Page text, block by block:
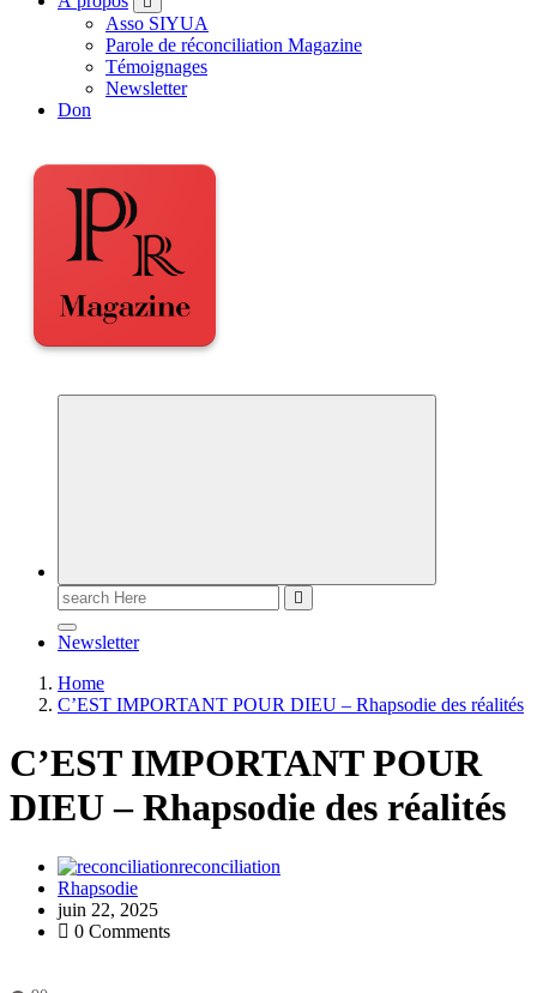
Asso SIYUA
Parole de réconciliation Magazine
Témoignages
Newsletter
Don
Newsletter
Home
C’EST IMPORTANT POUR DIEU – Rhapsodie des réalités
C’EST IMPORTANT POUR
DIEU – Rhapsodie des réalités
reconciliation
Rhapsodie
juin 22, 2025
0 Comments